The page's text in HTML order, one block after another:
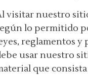
visitar nuestro
lo permitido
reglamentos y
usar nuestro
que